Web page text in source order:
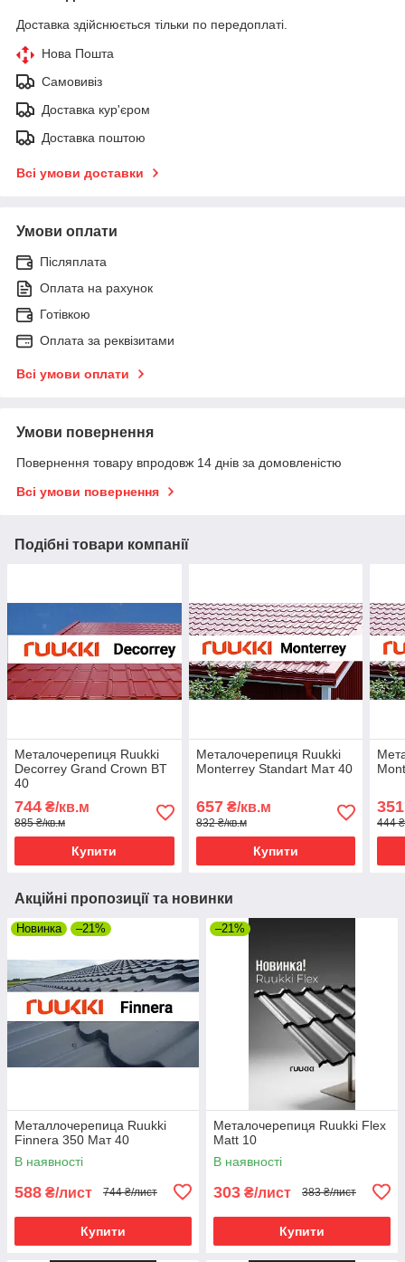
Доставка здійснюється тільки по передоплаті.
Нова Пошта
Самовивіз
Доставка кур'єром
Доставка поштою
Всі умови доставки
Умови оплати
Післяплата
Оплата на рахунок
Готівкою
Оплата за реквізитами
Всі умови оплати
Умови повернення
Повернення товару впродовж 14 днів за домовленістю
Всі умови повернення
Подібні товари компанії
Металочерепиця Ruukki
Decorrey Grand Crown BT
40
744 ₴/кв.м
885 ₴/кв.м
Купити
Металочерепиця Ruukki
Monterrey Standart Мат 40
657₴/кв.м
832 ₴/кв.м
Купити
351
444
Акційні пропозиції та новинки
Новинка –21%
Металлочерепица Ruukki
Finnera 350 Мат 40
В наявності
588 ₴/лист 744 ₴/лист
Купити
–21%
Металочерепиця Ruukki Flex
Matt 10
В наявності
303 ₴/лист 383 ₴/лист
Купити